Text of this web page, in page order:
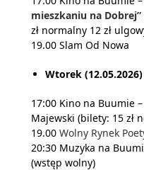
mieszkaniu na Dobrej”
zł normalny 12 zł
19.00 Slam Od Nowa
Wtorek (12.05.2026)
17:00 Kino na Buumie –
Majewski (bilety: 15 zł
19.00 Wolny Rynek
20:30 Muzyka na
(wstęp wolny)